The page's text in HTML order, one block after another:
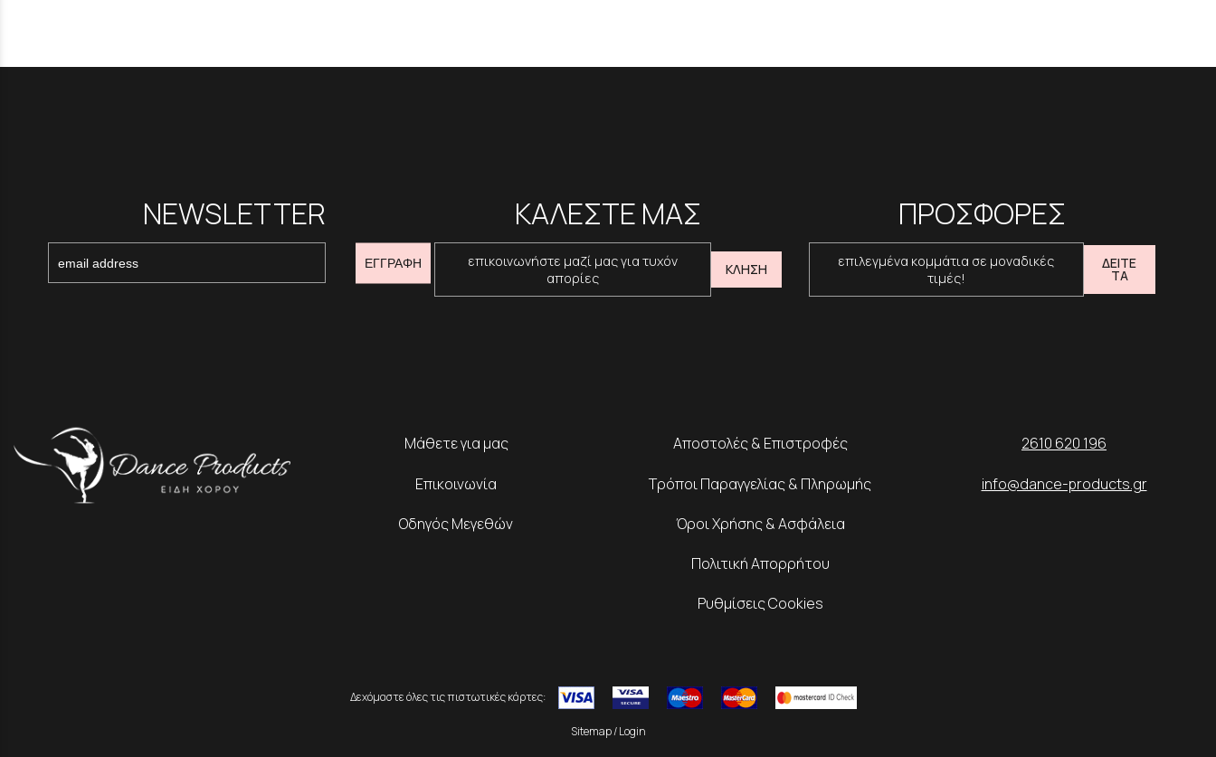
NEWSLETTER
ΕΓΓΡΑΦΗ
ΚΑΛΕΣΤΕ ΜΑΣ
επικοινωνήστε μαζί μας για τυχόν
απορίες
ΚΛΗΣΗ
ΠΡΟΣΦΟΡΕΣ
επιλεγμένα κομμάτια σε μοναδικές
τιμές!
ΔΕΙΤΕ
ΤΑ
Μάθετε για μας
Επικοινωνία
Οδηγός Μεγεθών
Αποστολές & Επιστροφές
Τρόποι Παραγγελίας & Πληρωμής
Όροι Χρήσης & Ασφάλεια
Πολιτική Απορρήτου
Ρυθμίσεις Cookies
2610 620 196
info@dance-products.gr
Δεχόμαστε όλες τις πιστωτικές κάρτες:
Sitemap/Login